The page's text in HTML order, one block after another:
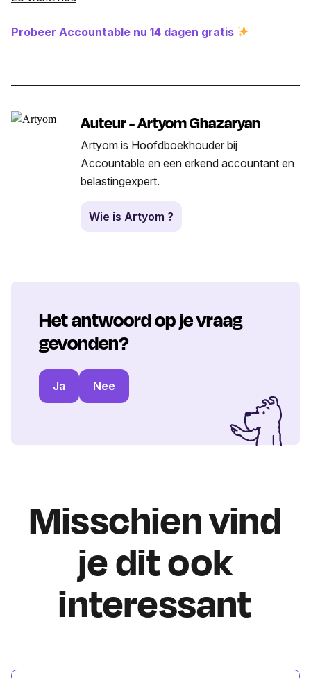
Probeer Accountable nu 14 dagen gratis
Auteur - Artyom Ghazaryan
Artyom is Hoofdboekhouder bij
Accountable en een erkend accountant en
belastingexpert.
Wie is Artyom ?
Het antwoord op je vraag
gevonden?
Ja Nee
Misschien vind
je dit ook
interessant